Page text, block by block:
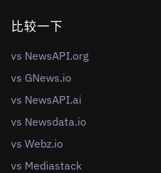
比较一下
vs NewsAPI.org
vs GNews.io
vs NewsAPI.ai
vs Newsdata.io
vs Webz.io
vs Mediastack